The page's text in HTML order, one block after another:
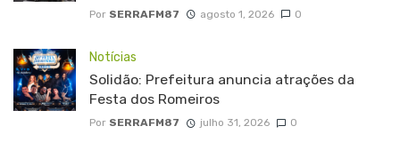
Por SERRAFM87 agosto 1, 2026 0
Notícias
Solidão: Prefeitura anuncia atrações da
Festa dos Romeiros
Por SERRAFM87 julho 31, 2026 0